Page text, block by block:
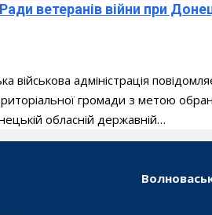
ветеранів війни при
адміністрація
громади з метою
обласній державній…